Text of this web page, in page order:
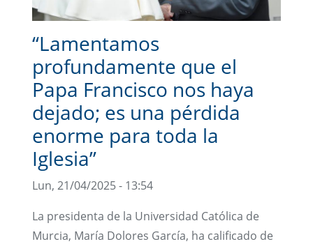
“Lamentamos
profundamente que el
Papa Francisco nos haya
dejado; es una pérdida
enorme para toda la
Iglesia”
Lun, 21/04/2025 - 13:54
La presidenta de la Universidad Católica de
Murcia, María Dolores García, ha calificado de